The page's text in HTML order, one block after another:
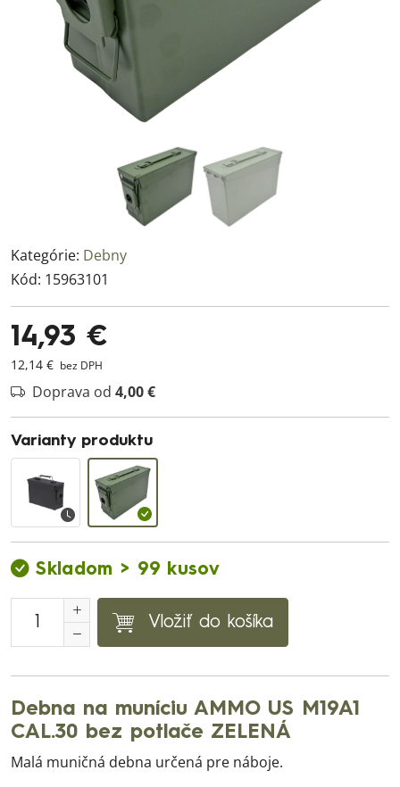
Kategórie: Debny
Kód: 15963101
14,93 €
12,14 € bez DPH
Doprava od 4,00 €
Varianty produktu
Skladom > 99 kusov
Vložiť do košíka
Debna na muníciu AMMO US M19A1
CAL.30 bez potlače ZELENÁ
Malá muničná debna určená pre náboje.